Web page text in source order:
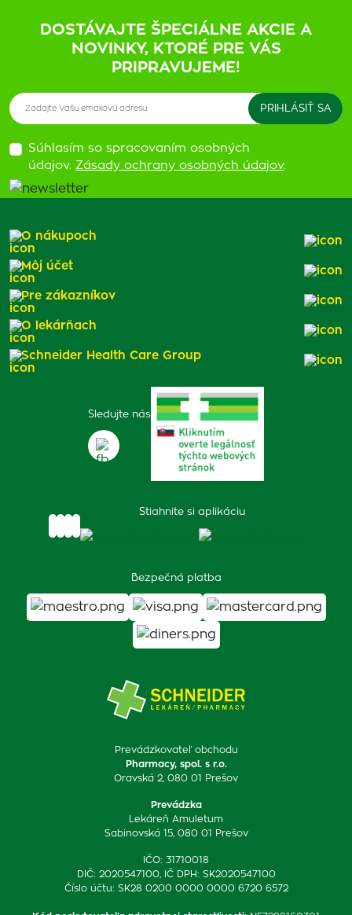
DOSTÁVAJTE ŠPECIÁLNE AKCIE A
NOVINKY, KTORÉ PRE VÁS
PRIPRAVUJEME!
Súhlasím so spracovaním osobných
údajov. Zásady ochrany osobných údajov.
Prevádzkovateľ obchodu
Pharmacy, spol. s r.o.
Oravská 2, 080 01 Prešov
Prevádzka
Lekáreň Amuletum
Sabinovská 15, 080 01 Prešov
IČO: 31710018
DIČ: 2020547100, IČ DPH: SK2020547100
Číslo účtu: SK28 0200 0000 0000 6720 6572
Sledujte nás
Stiahnite si aplikáciu
Bezpečná platba
O nákupoch
Môj účet
Pre zákazníkov
O lekárňach
Schneider Health Care Group